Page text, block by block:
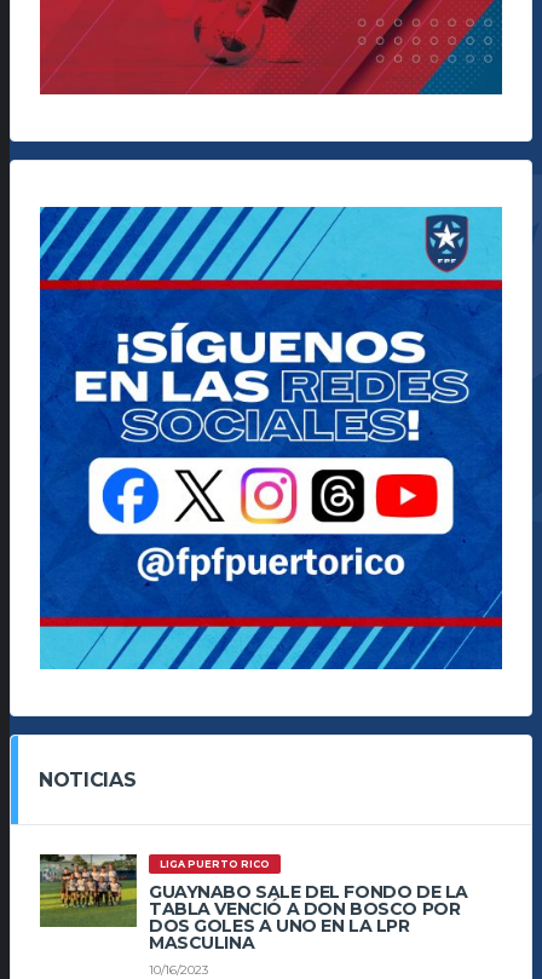
NOTICIAS
LIGA PUERTO RICO
GUAYNABO SALE DEL FONDO DE LA
TABLA VENCIÓ A DON BOSCO POR
DOS GOLES A UNO EN LA LPR
MASCULINA
10/16/2023